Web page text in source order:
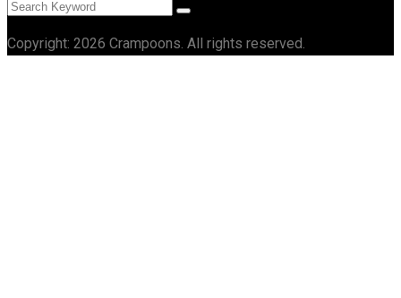
Copyright: 2026 Crampoons. All rights reserved.